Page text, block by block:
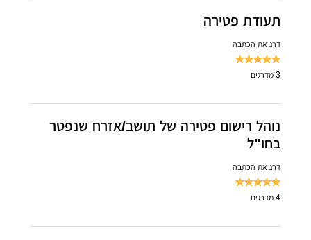
תעודת פטירה
דרג את הכתבה
3 מדרגים
נוהל רישום פטירה של תושב/אזרח שנפטר
בחו"ל
דרג את הכתבה
4 מדרגים